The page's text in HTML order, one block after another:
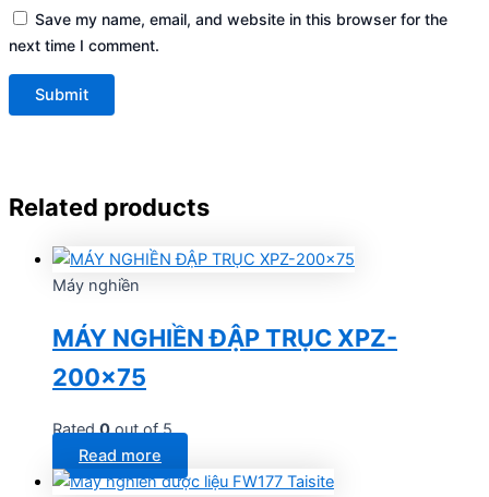
Save my name, email, and website in this browser for the
next time I comment.
Related products
Máy nghiền
MÁY NGHIỀN ĐẬP TRỤC XPZ-
200×75
Rated0out of 5
Read more